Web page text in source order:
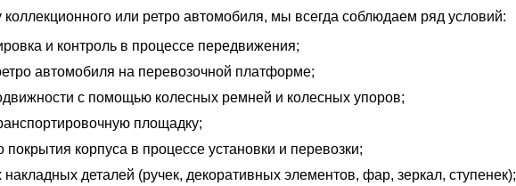
или ретро автомобиля, мы всегда соблюдаем ряд условий:
и контроль в процессе передвижения;
автомобиля на перевозочной платформе;
с помощью колесных ремней и колесных упоров;
площадку;
корпуса в процессе установки и перевозки;
деталей (ручек, декоративных элементов, фар, зеркал, ступенек);